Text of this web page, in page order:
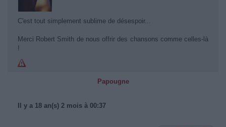
C'est tout simplement sublime de désespoir...
Merci Robert Smith de nous offrir des chansons comme celles-là
!
Papougne
Il y a 18 an(s) 2 mois à 00:37